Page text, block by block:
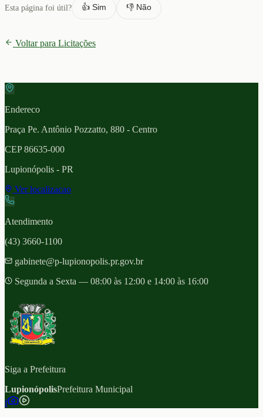
Esta página foi útil? 👍 Sim 👎 Não
Voltar para Licitações
Endereco
Praça Pe. Antônio Pozzatto, 880 - Centro
CEP86635-000
Lupionópolis - PR
Ver localizacao
Atendimento
(43) 3660-1100
gabinete@p-lupionopolis.pr.gov.br
Segunda a Sexta — 08:00 às 12:00 e 14:00 às 16:00
Siga a Prefeitura
LupionópolisPrefeitura Municipal
f